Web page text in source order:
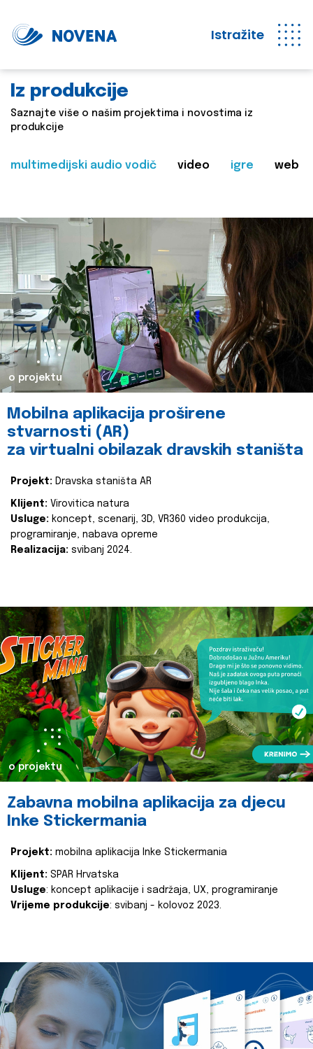
Istražite
Iz produkcije
Saznajte više o našim projektima i novostima iz
produkcije
multimedijski audio vodič video igre web
o projektu
Mobilna aplikacija proširene
stvarnosti (AR)
za virtualni obilazak dravskih staništa
Projekt: Dravska staništa AR
Klijent: Virovitica natura
Usluge: koncept, scenarij, 3D, VR360 video produkcija,
programiranje, nabava opreme
Realizacija: svibanj 2024.
o projektu
Zabavna mobilna aplikacija za djecu
Inke Stickermania
Projekt: mobilna aplikacija Inke Stickermania
Klijent: SPAR Hrvatska
Usluge: koncept aplikacije i sadržaja, UX, programiranje
Vrijeme produkcije: svibanj - kolovoz 2023.